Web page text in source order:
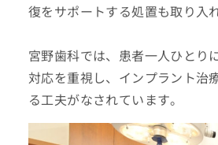
復をサポートする処置も取り入
宮野歯科では、患者一人ひとり
対応を重視し、インプラント治
る工夫がなされています。